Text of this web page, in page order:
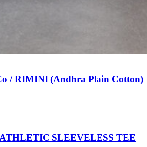
/ RIMINI (Andhra Plain Cotton)
SLEEVELESS TEE